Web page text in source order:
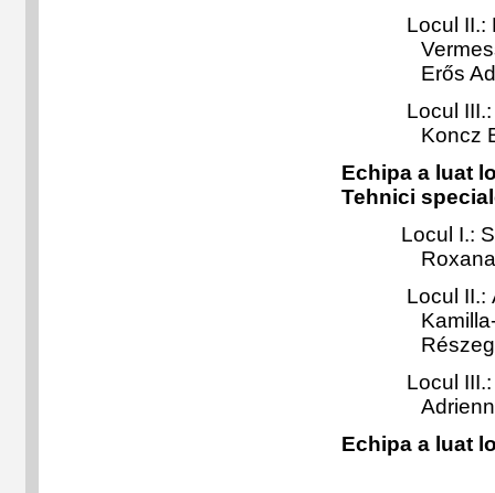
Locul II.:
Erős
Locul III.:
Koncz
Echipa a luat
Tehnici
Locul I.:
Locul II.:
Locul III.:
Echipa a luat